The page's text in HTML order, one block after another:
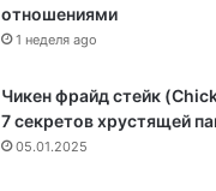
отношениями
1 неделя ago
Чикен фрайд стейк
7 секретов хрустящей
05.01.2025